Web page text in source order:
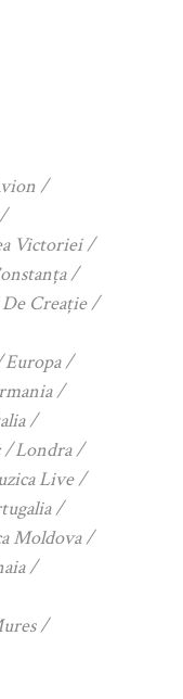
Victoriei
Creație
Europa
Londra
Live
Moldova